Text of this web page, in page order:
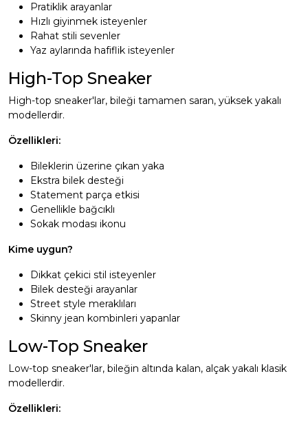
Pratiklik arayanlar
Hızlı giyinmek isteyenler
Rahat stili sevenler
Yaz aylarında hafiflik isteyenler
High-Top Sneaker
High-top sneaker'lar, bileği tamamen saran, yüksek yakalı
modellerdir.
Özellikleri:
Bileklerin üzerine çıkan yaka
Ekstra bilek desteği
Statement parça etkisi
Genellikle bağcıklı
Sokak modası ikonu
Kime uygun?
Dikkat çekici stil isteyenler
Bilek desteği arayanlar
Street style meraklıları
Skinny jean kombinleri yapanlar
Low-Top Sneaker
Low-top sneaker'lar, bileğin altında kalan, alçak yakalı klasik
modellerdir.
Özellikleri: